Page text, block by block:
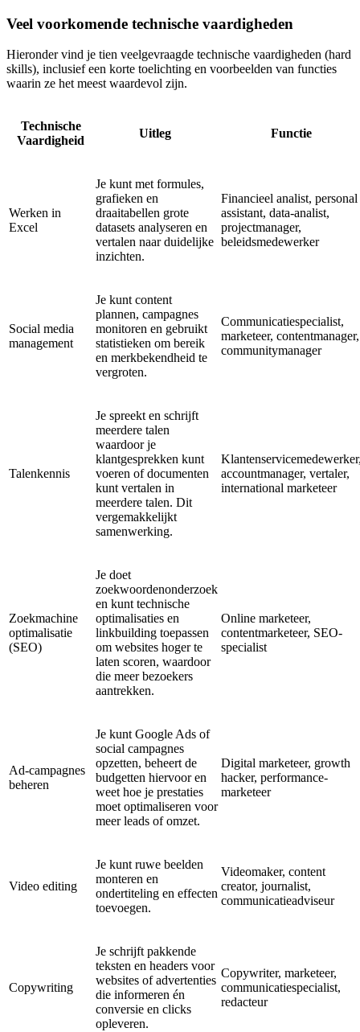
Veel voorkomende technische vaardigheden
Hieronder vind je tien veelgevraagde technische vaardigheden (hard
skills), inclusief een korte toelichting en voorbeelden van functies
waarin ze het meest waardevol zijn.
Technische
Vaardigheid
Uitleg Functie
Werken in
Excel
Je kunt met formules,
grafieken en
draaitabellen grote
datasets analyseren en
vertalen naar duidelijke
inzichten.
Financieel analist, personal
assistant, data-analist,
projectmanager,
beleidsmedewerker
Social media
management
Je kunt content
plannen, campagnes
monitoren en gebruikt
statistieken om bereik
en merkbekendheid te
vergroten.
Communicatiespecialist,
marketeer, contentmanager,
communitymanager
Talenkennis
Je spreekt en schrijft
meerdere talen
waardoor je
klantgesprekken kunt
voeren of documenten
kunt vertalen in
meerdere talen. Dit
vergemakkelijkt
samenwerking.
accountmanager, vertaler,
international marketeer
Zoekmachine
optimalisatie
(SEO)
Je doet
zoekwoordenonderzoek
en kunt technische
optimalisaties en
linkbuilding toepassen
om websites hoger te
laten scoren, waardoor
die meer bezoekers
aantrekken.
Online marketeer,
contentmarketeer, SEO-
specialist
Ad-campagnes
beheren
Je kunt Google Ads of
social campagnes
opzetten, beheert de
budgetten hiervoor en
weet hoe je prestaties
moet optimaliseren voor
meer leads of omzet.
Digital marketeer, growth
hacker, performance-
marketeer
Video editing
Je kunt ruwe beelden
monteren en
ondertiteling en effecten
toevoegen.
Videomaker, content
creator, journalist,
communicatieadviseur
Copywriting
Je schrijft pakkende
teksten en headers voor
websites of advertenties
die informeren én
conversie en clicks
opleveren.
Copywriter, marketeer,
communicatiespecialist,
redacteur